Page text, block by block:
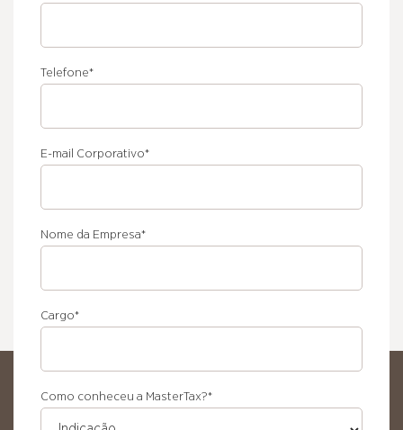
Telefone*
E-mail Corporativo*
Nome da Empresa*
Cargo*
Como conheceu a MasterTax?*